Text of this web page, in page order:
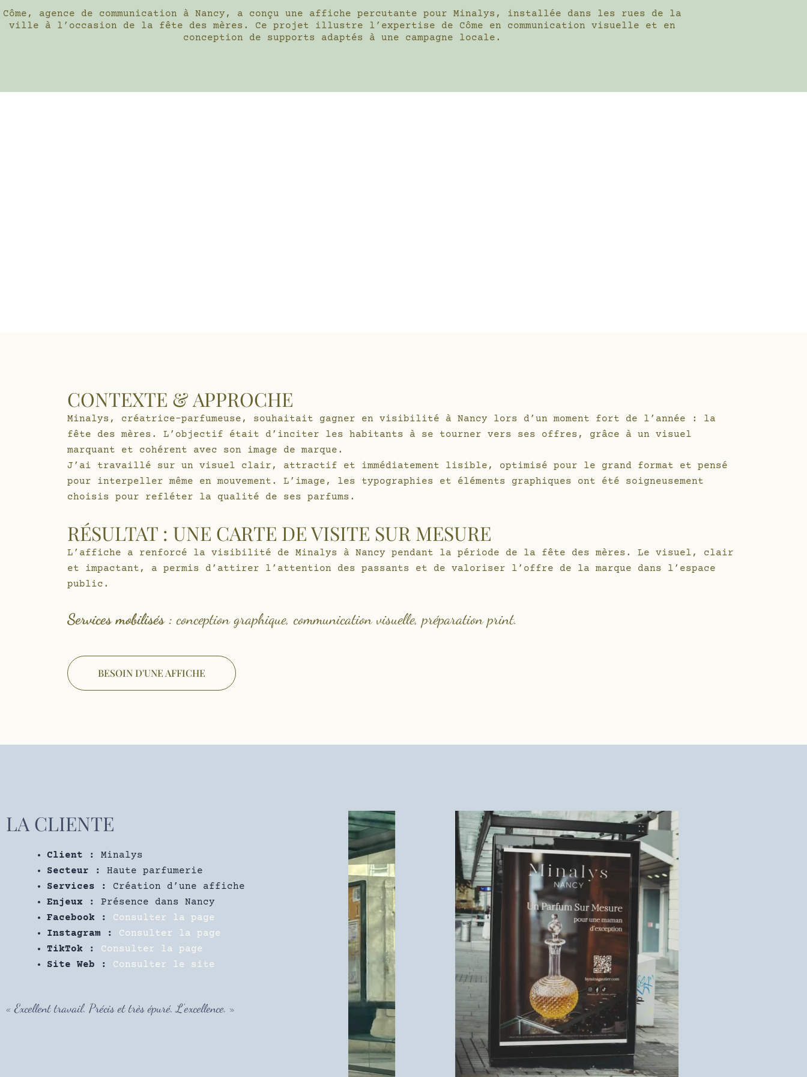
Côme, agence de communication à Nancy, a conçu une affiche percutante pour Minalys, installée dans les rues de la
ville à l’occasion de la fête des mères. Ce projet illustre l’expertise de Côme en communication visuelle et en
conception de supports adaptés à une campagne locale.
CONTEXTE & APPROCHE
Minalys, créatrice-parfumeuse, souhaitait gagner en visibilité à Nancy lors d’un moment fort de l’année : la
fête des mères. L’objectif était d’inciter les habitants à se tourner vers ses offres, grâce à un visuel
marquant et cohérent avec son image de marque.
J’ai travaillé sur un visuel clair, attractif et immédiatement lisible, optimisé pour le grand format et pensé
pour interpeller même en mouvement. L’image, les typographies et éléments graphiques ont été soigneusement
choisis pour refléter la qualité de ses parfums.
RÉSULTAT : UNE CARTE DE VISITE SUR MESURE
L’affiche a renforcé la visibilité de Minalys à Nancy pendant la période de la fête des mères. Le visuel, clair
et impactant, a permis d’attirer l’attention des passants et de valoriser l’offre de la marque dans l’espace
public.
Services mobilisés : conception graphique, communication visuelle, préparation print.
BESOIN D'UNE AFFICHE
LA CLIENTE
Client :
Minalys
Secteur :
Haute parfumerie
Services :
Création d’une affiche
Enjeux :
Présence dans Nancy
Facebook : Consulter la page
Instagram : Consulter la page
TikTok : Consulter la page
Site Web :
Consulter le site
« Excellent travail. Précis et très épuré. L’excellence. »